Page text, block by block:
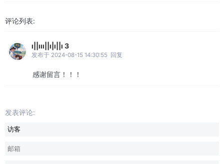
评论列表:
ı||ııı||ı|ı||ı 3
发布于 2024-08-15 14:30:55 回复
感谢留言！！！
发表评论: